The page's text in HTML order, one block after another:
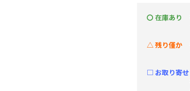
〇 在庫あり
△ 残り僅か
□ お取り寄せ